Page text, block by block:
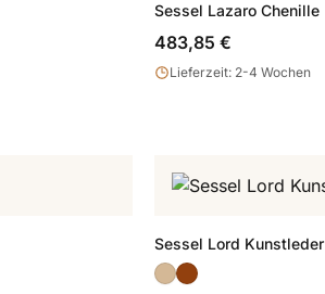
Sessel Lazaro Chenille
483,85 €
Lieferzeit: 2-4 Wochen
Sessel Lord Kunstleder